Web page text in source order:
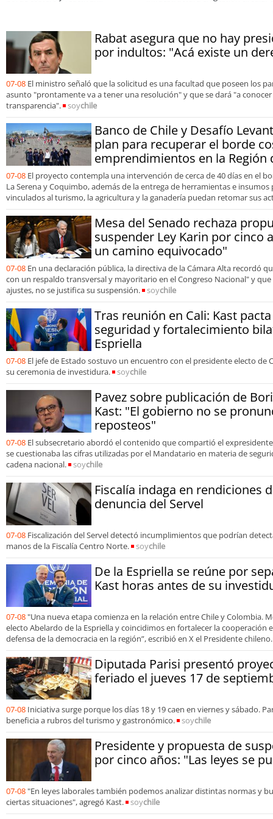
Rabat asegura que no hay
por indultos: "Acá existe un
07-08 El ministro señaló que la solicitud es una facultad que poseen los
asunto "prontamente va a tener una resolución" y que se dará "a
transparencia".
soychile
Banco de Chile y Desafío
plan para recuperar el borde
emprendimientos en la Región
07-08 El proyecto contempla una intervención de cerca de 40 días en el
La Serena y Coquimbo, además de la entrega de herramientas e
vinculados al turismo, la agricultura y la ganadería puedan retomar sus
Mesa del Senado rechaza
suspender Ley Karin por cinco
un camino equivocado"
07-08 En una declaración pública, la directiva de la Cámara Alta recordó
con un respaldo transversal y mayoritario en el Congreso Nacional" y
ajustes, no se justifica su suspensión.
soychile
Tras reunión en Cali: Kast
seguridad y fortalecimiento
Espriella
07-08 El jefe de Estado sostuvo un encuentro con el presidente electo de
su ceremonia de investidura.
soychile
Pavez sobre publicación de
Kast: "El gobierno no se
reposteos"
07-08 El subsecretario abordó el contenido que compartió el
se cuestionaba las cifras utilizadas por el Mandatario en materia de
cadena nacional.
soychile
Fiscalía indaga en rendiciones
denuncia del Servel
07-08 Fiscalización del Servel detectó incumplimientos que podrían
manos de la Fiscalía Centro Norte.
soychile
De la Espriella se reúne por
Kast horas antes de su
07-08 "Una nueva etapa comienza en la relación entre Chile y Colombia.
electo Abelardo de la Espriella y coincidimos en fortalecer la cooperación
defensa de la democracia en la región”, escribió en X el Presidente chileno.
Diputada Parisi presentó
feriado el jueves 17 de
07-08 Iniciativa surge porque los días 18 y 19 caen en viernes y sábado.
beneficia a rubros del turismo y gastronómico.
soychile
Presidente y propuesta de
por cinco años: "Las leyes se
07-08 "En leyes laborales también podemos analizar distintas normas y
ciertas situaciones", agregó Kast.
soychile